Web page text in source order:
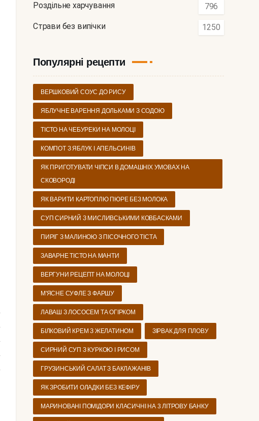
Роздільне харчування 796
Страви без випічки 1250
Популярні рецепти
ВЕРШКОВИЙ СОУС ДО РИСУ
ЯБЛУЧНЕ ВАРЕННЯ ДОЛЬКАМИ З СОДОЮ
ТІСТО НА ЧЕБУРЕКИ НА МОЛОЦІ
КОМПОТ З ЯБЛУК І АПЕЛЬСИНІВ
ЯК ПРИГОТУВАТИ ЧІПСИ В ДОМАШНІХ УМОВАХ НА
СКОВОРОДІ
ЯК ВАРИТИ КАРТОПЛЮ ПЮРЕ БЕЗ МОЛОКА
СУП СИРНИЙ З МИСЛИВСЬКИМИ КОВБАСКАМИ
ПИРІГ З МАЛИНОЮ З ПІСОЧНОГО ТІСТА
ЗАВАРНЕ ТІСТО НА МАНТИ
ВЕРГУНИ РЕЦЕПТ НА МОЛОЦІ
М'ЯСНЕ СУФЛЕ З ФАРШУ
ЛАВАШ З ЛОСОСЕМ ТА ОГІРКОМ
БІЛКОВИЙ КРЕМ З ЖЕЛАТИНОМ ЗІРВАК ДЛЯ ПЛОВУ
СИРНИЙ СУП З КУРКОЮ І РИСОМ
ГРУЗИНСЬКИЙ САЛАТ З БАКЛАЖАНІВ
ЯК ЗРОБИТИ ОЛАДКИ БЕЗ КЕФІРУ
МАРИНОВАНІ ПОМІДОРИ КЛАСИЧНІ НА 3 ЛІТРОВУ БАНКУ